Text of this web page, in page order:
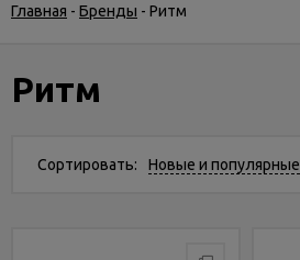
Гарантия
сервис
Главная - Бренды - Ритм
Ритм
Сортировать: Новые и популярные